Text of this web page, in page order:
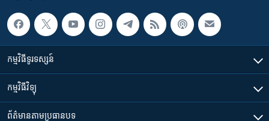
កម្មវិធី​ទូរទស្សន៍
កម្មវិធី​វិទ្យុ
ព័ត៌មាន​តាមប្រធានបទ​